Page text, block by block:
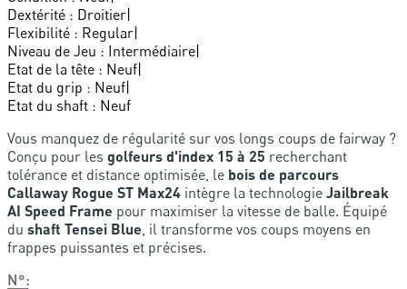
Dextérité : Droitier|
Flexibilité : Regular|
Niveau de Jeu : Intermédiaire|
Etat de la tête : Neuf|
Etat du grip : Neuf|
Etat du shaft : Neuf
Vous manquez de régularité sur vos longs coups de fairway ?
Conçu pour les golfeurs d'index 15 à 25 recherchant
tolérance et distance optimisée, le bois de parcours
Callaway Rogue ST Max24 intègre la technologie Jailbreak
AI Speed Frame pour maximiser la vitesse de balle. Équipé
du shaft Tensei Blue , il transforme vos coups moyens en
frappes puissantes et précises.
N°: